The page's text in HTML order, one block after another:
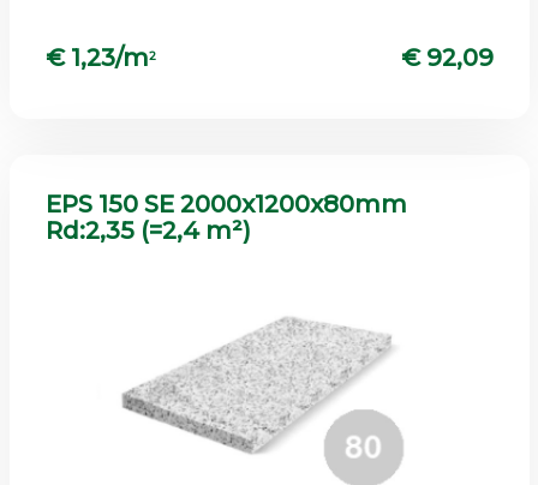
€ 1,23/m2 € 92,09
EPS 150 SE 2000x1200x80mm
Rd:2,35 (=2,4 m²)